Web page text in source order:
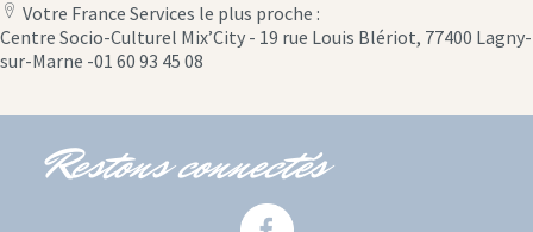
location
icon
Votre France Services le plus proche :
Centre Socio-Culturel Mix’City - 19 rue Louis Blériot, 77400 Lagny-
sur-Marne -01 60 93 45 08
Restons connectés